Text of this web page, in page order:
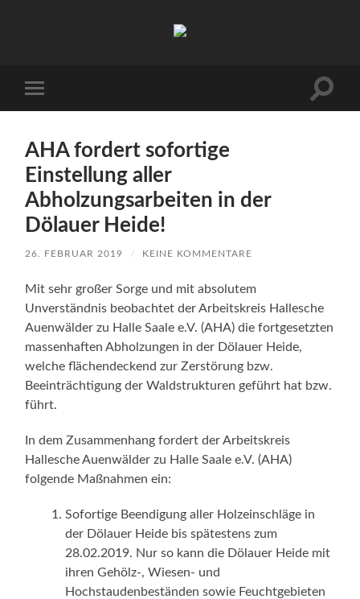
Saale
(AHA)
Menü
AHA fordert sofortige
Einstellung aller
Abholzungsarbeiten in der
Dölauer Heide!
26. FEBRUAR 2019 / KEINE KOMMENTARE
Mit sehr großer Sorge und mit absolutem
Unverständnis beobachtet der Arbeitskreis Hallesche
Auenwälder zu Halle Saale e.V. (AHA) die fortgesetzten
massenhaften Abholzungen in der Dölauer Heide,
welche flächendeckend zur Zerstörung bzw.
Beeinträchtigung der Waldstrukturen geführt hat bzw.
führt.
In dem Zusammenhang fordert der Arbeitskreis
Hallesche Auenwälder zu Halle Saale e.V. (AHA)
folgende Maßnahmen ein:
Sofortige Beendigung aller Holzeinschläge in
der Dölauer Heide bis spätestens zum
28.02.2019. Nur so kann die Dölauer Heide mit
ihren Gehölz-, Wiesen- und
Hochstaudenbeständen sowie Feuchtgebieten